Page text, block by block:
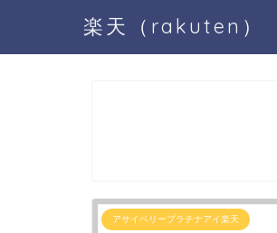
楽天（rakuten）
アサイベリープラチナアイ楽天